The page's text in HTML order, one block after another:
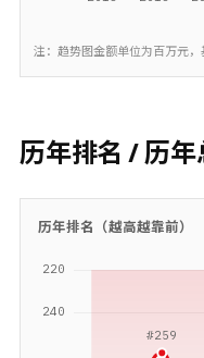
注：趋势图金额单位为百万元，
历年排名 / 历年
历年排名（越高越靠前）